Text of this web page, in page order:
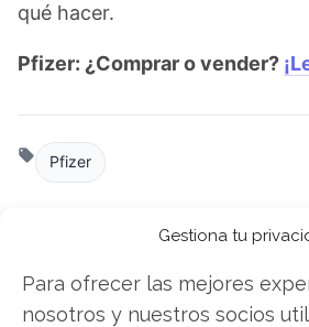
Gestiona tu
Para ofrecer las mejores
nosotros y nuestros socios
qué hacer.
Pfizer: ¿Comprar o vender?
Pfizer
Twitter